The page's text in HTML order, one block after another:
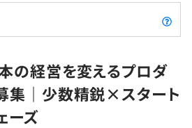
の経営を変えるプロダ
集｜少数精鋭×スタート
ーズ